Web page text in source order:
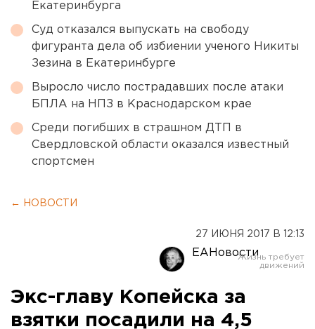
Екатеринбурга
Суд отказался выпускать на свободу
фигуранта дела об избиении ученого Никиты
Зезина в Екатеринбурге
Выросло число пострадавших после атаки
БПЛА на НПЗ в Краснодарском крае
Среди погибших в страшном ДТП в
Свердловской области оказался известный
спортсмен
← НОВОСТИ
27 ИЮНЯ 2017 В 12:13
ЕАНовости
Экс-главу Копейска за
взятки посадили на 4,5